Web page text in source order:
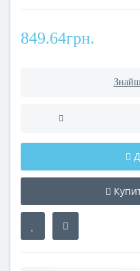
849.64грн.